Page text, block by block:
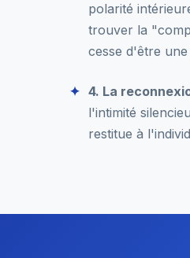
polarité
trouver la
cesse d'être
4. La
l'intimité
restitue à